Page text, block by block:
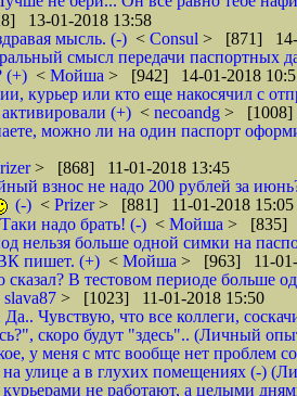
13-01-2018 13:58
мысль. (-) < Consul > [871] 14-
смысл передачи паспортных
(+) < Мойша > [942] 14-01-2018
курьер или кто еще накосячил с
активировали (+) < necoandg > [1008]
можно ли на один паспорт
> [868] 11-01-2018 13:45
взнос не надо 200 рублей за
(-) < Prizer> [881] 11-01-2018 15:05
надо брать! (-) < Мойша > [835]
нельзя больше одной симки на
пишет. (+) < Мойша > [963] 11-01-
В тестовом периоде больше
slava87 > [1023] 11-01-2018 15:50
Чувствую, что все коллеги,
скоро будут "здесь".. (Личный
у меня с мтс вообще нет проблем
улице а в глухих помещениях (-)
не работают, а целыми